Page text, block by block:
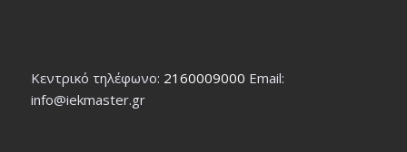
Κεντρικό τηλέφωνο: 2160009000 Εmail:
info@iekmaster.gr